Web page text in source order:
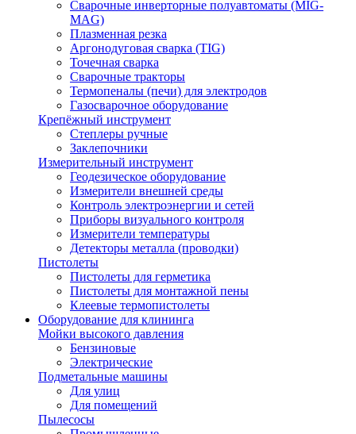
Сварочные инверторные полуавтоматы (MIG-
MAG)
Плазменная резка
Аргонодуговая сварка (TIG)
Точечная сварка
Сварочные тракторы
Термопеналы (печи) для электродов
Газосварочное оборудование
Крепёжный инструмент
Степлеры ручные
Заклепочники
Измерительный инструмент
Геодезическое оборудование
Измерители внешней среды
Контроль электроэнергии и сетей
Приборы визуального контроля
Измерители температуры
Детекторы металла (проводки)
Пистолеты
Пистолеты для герметика
Пистолеты для монтажной пены
Клеевые термопистолеты
Оборудование для клининга
Мойки высокого давления
Бензиновые
Электрические
Подметальные машины
Для улиц
Для помещений
Пылесосы